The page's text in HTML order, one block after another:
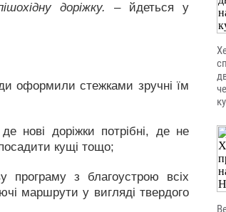
доріжку.
– йдеться у
оформили стежками зручні їм
нові доріжки потрібні, де не
кущі тощо;
програму з благоустрою всіх
маршрути у вигляді твердого